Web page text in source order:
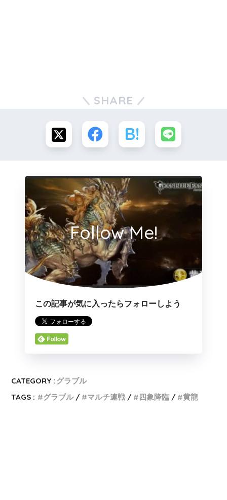
SHARE
Follow Me!
この記事が気に入ったらフォローしよう
CATEGORY : グラブル
TAGS :
グラブル マルチ連戦 四象降臨 黄龍